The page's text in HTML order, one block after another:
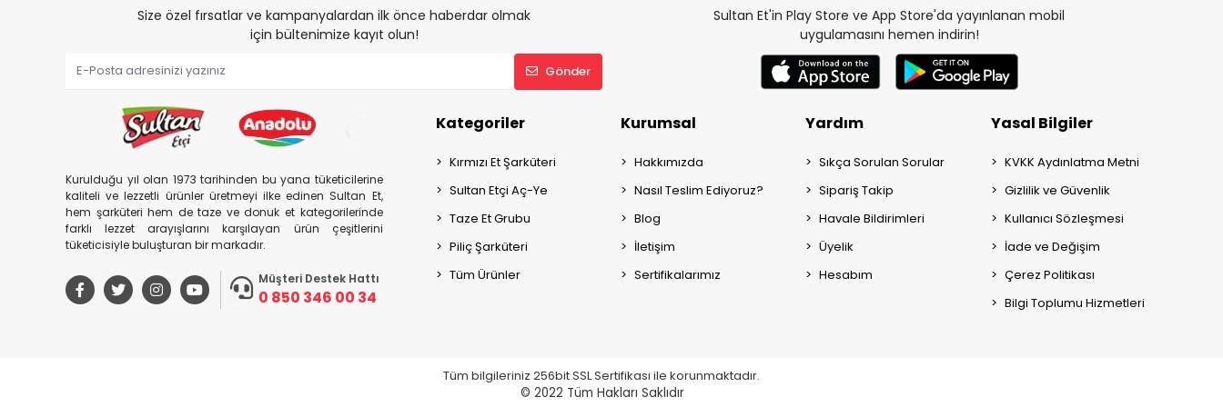
Size özel fırsatlar ve kampanyalardan ilk önce haberdar olmak
için bültenimize kayıt olun!
Gönder
Sultan Et'in Play Store ve App Store'da yayınlanan mobil
uygulamasını hemen indirin!
Kurulduğu yıl olan 1973 tarihinden bu yana tüketicilerine
kaliteli ve lezzetli ürünler üretmeyi ilke edinen Sultan Et,
hem şarküteri hem de taze ve donuk et kategorilerinde
farklı lezzet arayışlarını karşılayan ürün çeşitlerini
tüketicisiyle buluşturan bir markadır.
Müşteri Destek Hattı
0 850 346 00 34
Kategoriler
Kırmızı Et Şarküteri
Sultan Etçi Aç-Ye
Taze Et Grubu
Piliç Şarküteri
Tüm Ürünler
Kurumsal
Hakkımızda
Nasıl Teslim Ediyoruz?
Blog
İletişim
Sertifikalarımız
Yardım
Sıkça Sorulan Sorular
Sipariş Takip
Havale Bildirimleri
Üyelik
Hesabım
Yasal Bilgiler
KVKK Aydınlatma Metni
Gizlilik ve Güvenlik
Kullanıcı Sözleşmesi
İade ve Değişim
Çerez Politikası
Bilgi Toplumu Hizmetleri
Tüm bilgileriniz 256bit SSL Sertifikası ile korunmaktadır.
© 2022 Tüm Hakları Saklıdır